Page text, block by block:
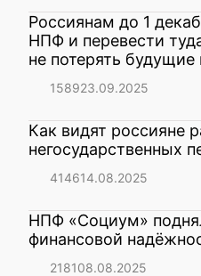
Россиянам до 1
НПФ и перевести
не потерять будущие
158923.09.2025
Как видят россияне
негосударственных
414614.08.2025
НПФ «Социум»
финансовой
218108.08.2025